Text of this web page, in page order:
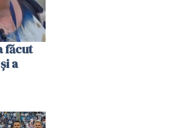
făcut
a